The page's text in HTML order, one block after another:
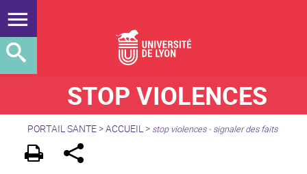
STOP VIOLENCES
PORTAIL SANTE>ACCUEIL> stop violences - signaler des faits